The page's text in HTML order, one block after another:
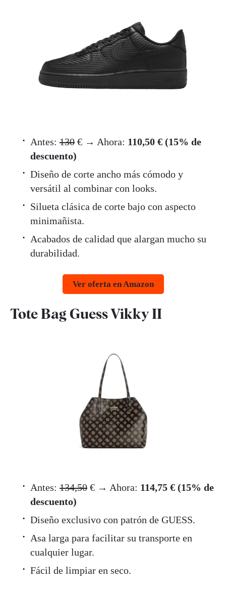
Antes: 130 € → Ahora: 110,50 € (15% de
descuento)
Diseño de corte ancho más cómodo y
versátil al combinar con looks.
Silueta clásica de corte bajo con aspecto
minimañista.
Acabados de calidad que alargan mucho su
durabilidad.
Ver oferta en Amazon
Tote Bag Guess Vikky II
Antes: 134,50 € → Ahora: 114,75 € (15% de
descuento)
Diseño exclusivo con patrón de GUESS.
Asa larga para facilitar su transporte en
cualquier lugar.
Fácil de limpiar en seco.